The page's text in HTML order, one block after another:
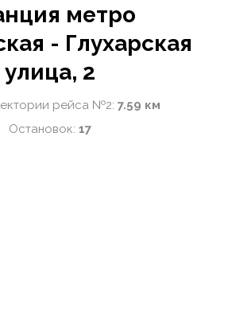
метро
- Глухарская
улица, 2
рейса №2: 7.59 км
Остановок: 17